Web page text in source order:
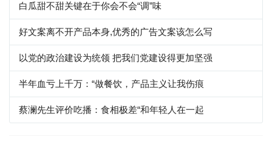
白瓜甜不甜关键在于你会不会“调”味
好文案离不开产品本身,优秀的广告文案该怎么写
以党的政治建设为统领 把我们党建设得更加坚强
半年血亏上千万：“做餐饮，产品主义让我伤痕
蔡澜先生评价吃播：食相极差“和年轻人在一起